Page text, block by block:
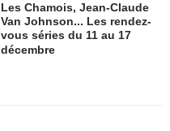
Les Chamois, Jean-Claude
Van Johnson... Les rendez-
vous séries du 11 au 17
décembre